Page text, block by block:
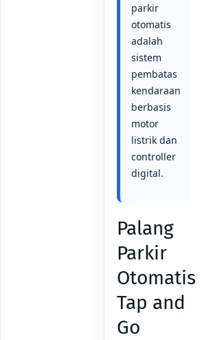
parkir
otomatis
adalah
sistem
pembatas
kendaraan
berbasis
motor
listrik dan
controller
digital.
Palang
Parkir
Otomatis
Tap and
Go